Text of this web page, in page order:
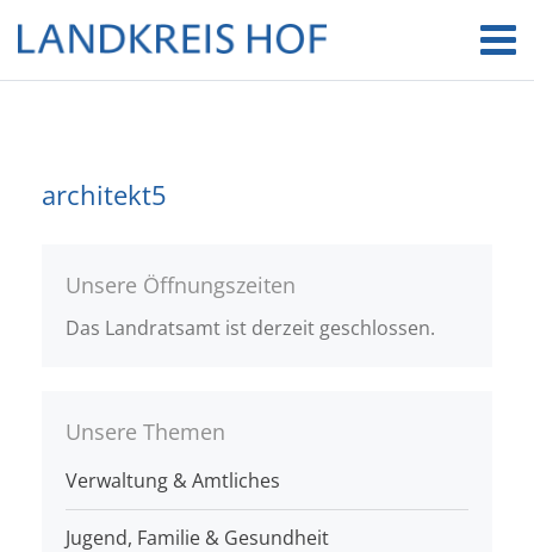
architekt5
Unsere Öffnungszeiten
Das Landratsamt ist derzeit geschlossen.
Unsere Themen
Verwaltung & Amtliches
Jugend, Familie & Gesundheit